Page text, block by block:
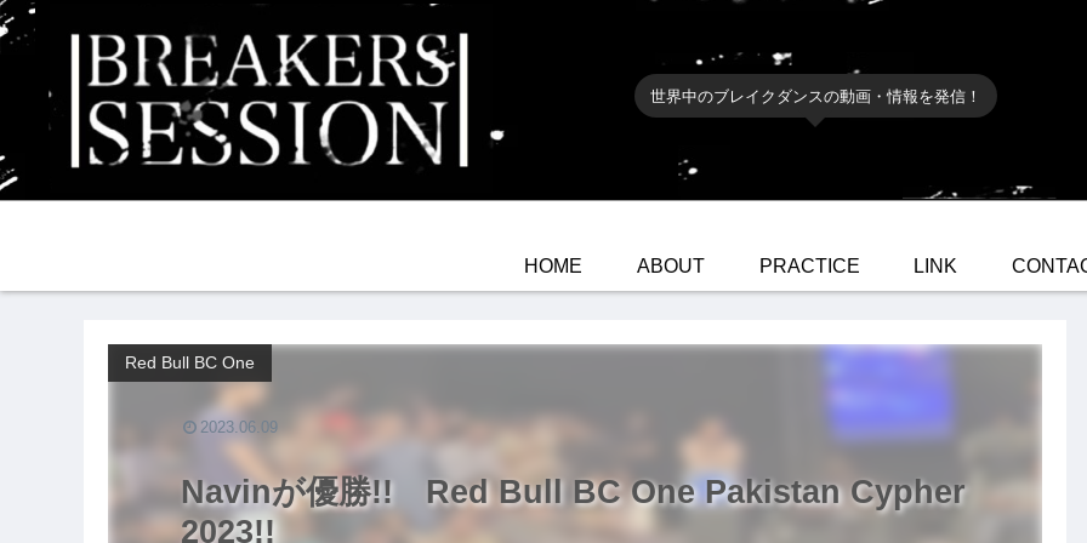
世界中のブレイクダンスの動画・情報を発信！
HOME ABOUT PRACTICE LINK
Navinが優勝!! Red Bull BC One Pakistan Cypher
2023!!
Red Bull BC One
2023.06.09